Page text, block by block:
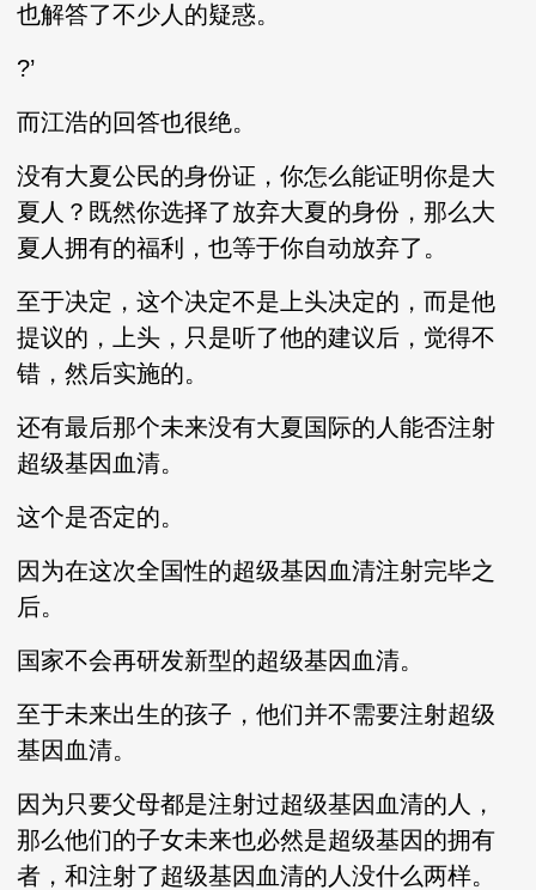
也解答了不少人的疑惑。
?’
而江浩的回答也很绝。
没有大夏公民的身份证，你怎么能证明你是大
夏人？既然你选择了放弃大夏的身份，那么大
夏人拥有的福利，也等于你自动放弃了。
至于决定，这个决定不是上头决定的，而是他
提议的，上头，只是听了他的建议后，觉得不
错，然后实施的。
还有最后那个未来没有大夏国际的人能否注射
超级基因血清。
这个是否定的。
因为在这次全国性的超级基因血清注射完毕之
后。
国家不会再研发新型的超级基因血清。
至于未来出生的孩子，他们并不需要注射超级
基因血清。
因为只要父母都是注射过超级基因血清的人，
那么他们的子女未来也必然是超级基因的拥有
者，和注射了超级基因血清的人没什么两样。